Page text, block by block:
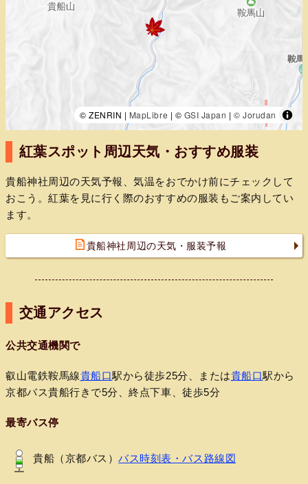
© ZENRIN | MapLibre | © GSI Japan |© Jorudan
紅葉スポット周辺天気・おすすめ服装
貴船神社周辺の天気予報、気温をおでかけ前にチェックして
おこう。紅葉を見に行く際のおすすめの服装もご案内してい
ます。
貴船神社周辺の天気・服装予報
交通アクセス
公共交通機関で
叡山電鉄鞍馬線貴船口駅から徒歩25分、または貴船口駅から
京都バス貴船行きで5分、終点下車、徒歩5分
最寄バス停
貴船（京都バス）バス時刻表・バス路線図